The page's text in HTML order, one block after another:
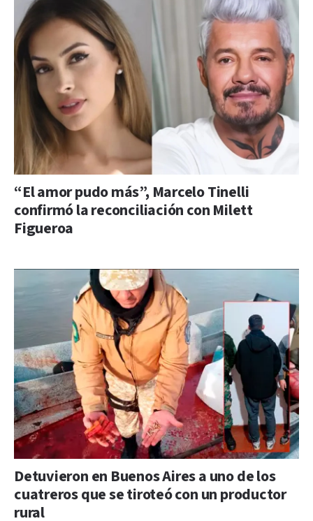
“El amor pudo más”, Marcelo Tinelli
confirmó la reconciliación con Milett
Figueroa
Detuvieron en Buenos Aires a uno de los
cuatreros que se tiroteó con un productor
rural